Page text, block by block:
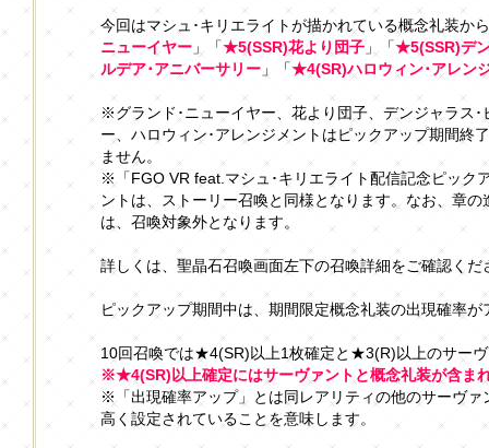
今回はマシュ･キリエライトが描かれている概念礼装か
ニューイヤー 」「★5(SSR)花より団子 」「★5(SSR)デ
ルデア･アニバーサリー 」「★4(SR)ハロウィン･アレン
※グランド･ニューイヤー、花より団子、デンジャラス
ー、ハロウィン･アレンジメントはピックアップ期間終
ません。
※「FGO VR feat.マシュ･キリエライト配信記念ピック
ントは、ストーリー召喚と同様となります。なお、章
は、召喚対象外となります。
詳しくは、聖晶石召喚画面左下の召喚詳細をご確認くだ
ピックアップ期間中は、期間限定概念礼装の出現確率が
10回召喚では★4(SR)以上1枚確定と★3(R)以上のサー
※★4(SR)以上確定にはサーヴァントと概念礼装が含ま
※「出現確率アップ」とは同レアリティの他のサーヴ
高く設定されていることを意味します。